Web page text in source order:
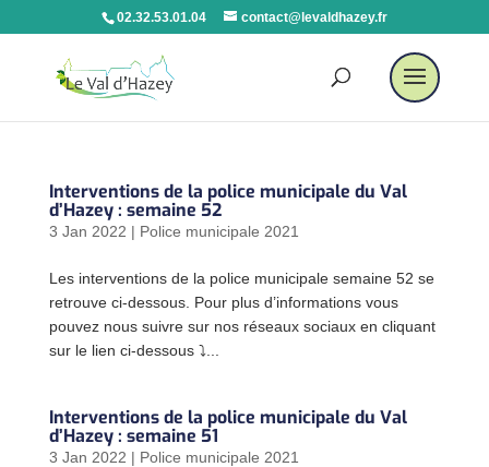
02.32.53.01.04 contact@levaldhazey.fr
Interventions de la police municipale du Val
d’Hazey : semaine 52
3 Jan 2022 | Police municipale 2021
Les interventions de la police municipale semaine 52 se
retrouve ci-dessous. Pour plus d’informations vous
pouvez nous suivre sur nos réseaux sociaux en cliquant
sur le lien ci-dessous ⤵...
Interventions de la police municipale du Val
d’Hazey : semaine 51
3 Jan 2022 | Police municipale 2021